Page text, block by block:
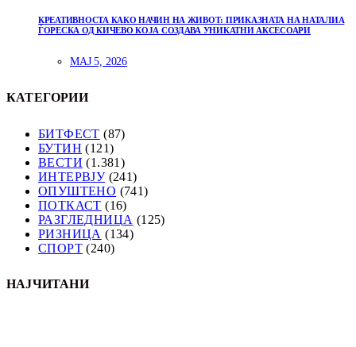
КРЕАТИВНОСТА КАКО НАЧИН НА ЖИВОТ: ПРИКАЗНАТА НА НАТАЛИА
ЃОРЕСКА ОД КИЧЕВО КОЈА СОЗДАВА УНИКАТНИ АКСЕСОАРИ
МАЈ 5, 2026
КАТЕГОРИИ
БИТФЕСТ (87)
БУТИН (121)
ВЕСТИ (1.381)
ИНТЕРВЈУ(241)
ОПУШТЕНО (741)
ПОТКАСТ (16)
РАЗГЛЕДНИЦА (125)
РИЗНИЦА (134)
СПОРТ (240)
НАЈЧИТАНИ